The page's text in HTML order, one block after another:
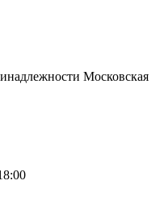
Московская